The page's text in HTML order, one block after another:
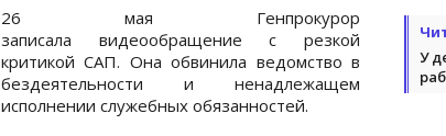
У
26 мая Генпрокурор
записала видеообращение с резкой
критикой САП. Она обвинила ведомство в
бездеятельности и ненадлежащем
исполнении служебных обязанностей.